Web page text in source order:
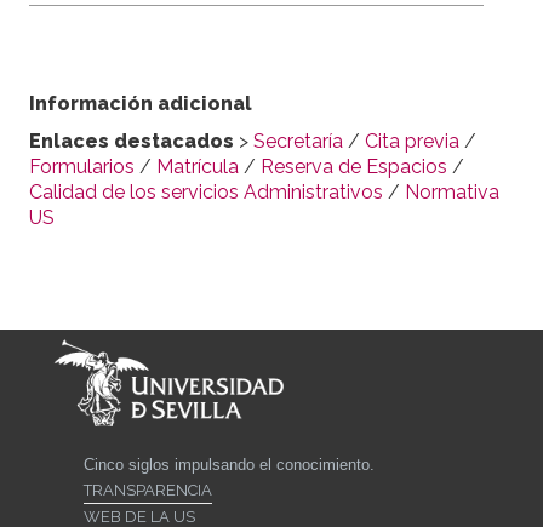
Información adicional
Enlaces destacados > Secretaría / Cita previa /
Formularios / Matrícula / Reserva de Espacios /
Calidad de los servicios Administrativos / Normativa
US
Cinco siglos impulsando el conocimiento.
TRANSPARENCIA
WEB DE LA US